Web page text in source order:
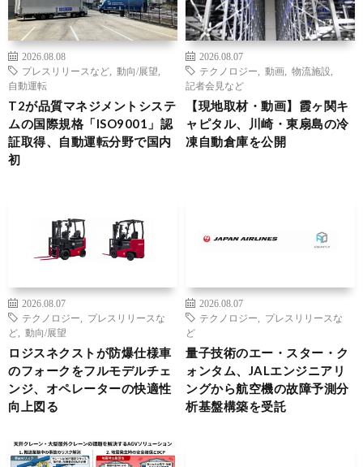
2026.08.08
プレスリリースなど
動向/展望
自動運転
T2が品質マネジメントシステ
ムの国際規格「ISO9001」認
証取得、自動運転分野で国内
初
2026.08.07
テクノロジー
動画 物流施設
記者会見など
【現地取材・動画】霞ヶ関キ
ャピタル、川崎・東扇島の冷
凍自動倉庫を公開
2026.08.07
テクノロジー
プレスリリースな
ど
動向/展望
ロジスネクストが防爆仕様車
のフォークをフルモデルチェ
ンジ、オペレーターの快適性
向上図る
2026.08.07
テクノロジー
プレスリリースな
ど
量子技術のエー・スター・ク
ォンタム、JALエンジニアリ
ングから航空機の故障予測分
析基盤構築を受託